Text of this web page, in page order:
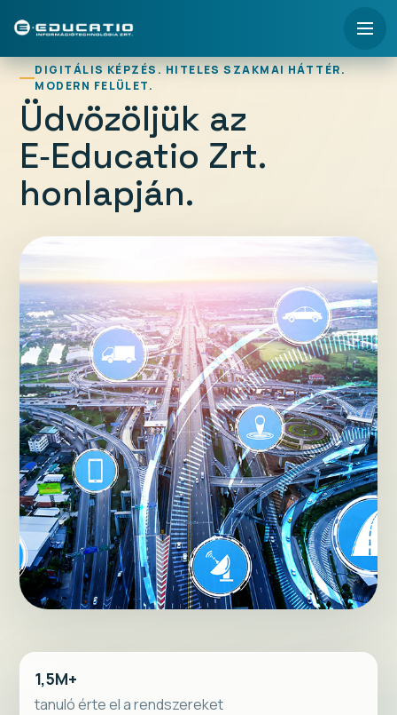
DIGITÁLIS KÉPZÉS. HITELES SZAKMAI HÁTTÉR.
MODERN FELÜLET.
Üdvözöljük az
E‑Educatio Zrt.
honlapján.
1,5M+
tanuló érte el a rendszereket